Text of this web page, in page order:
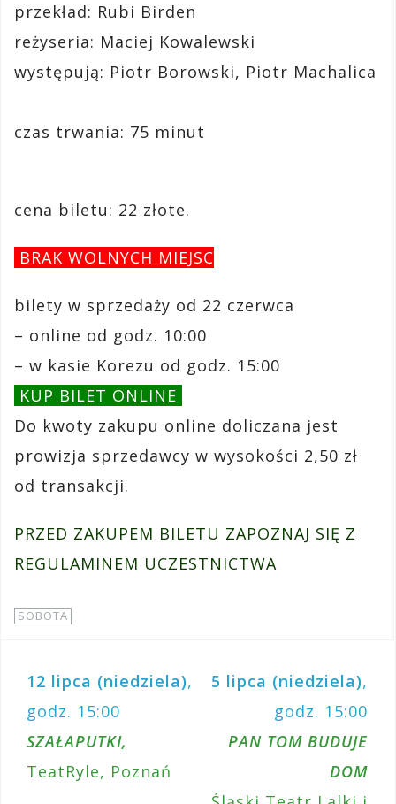
przekład: Rubi Birden
reżyseria: Maciej Kowalewski
występują: Piotr Borowski, Piotr Machalica
czas trwania: 75 minut
cena biletu: 22 złote.
BRAK WOLNYCH MIEJSC
bilety w sprzedaży od 22 czerwca
– online od godz. 10:00
– w kasie Korezu od godz. 15:00
KUP BILET ONLINE
Do kwoty zakupu online doliczana jest
prowizja sprzedawcy w wysokości 2,50 zł
od transakcji.
PRZED ZAKUPEM BILETU ZAPOZNAJ SIĘ Z
REGULAMINEM UCZESTNICTWA
SOBOTA
a
i
12 lipca (niedziela),
godz. 15:00
SZAŁAPUTKI,
TeatRyle, Poznań
5 lipca (niedziela),
godz. 15:00
PAN TOM BUDUJE
DOM